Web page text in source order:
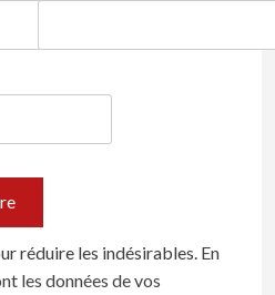
réduire les indésirables. En
les données de vos